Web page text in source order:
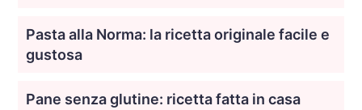
Pasta alla Norma: la ricetta originale facile e
gustosa
Pane senza glutine: ricetta fatta in casa